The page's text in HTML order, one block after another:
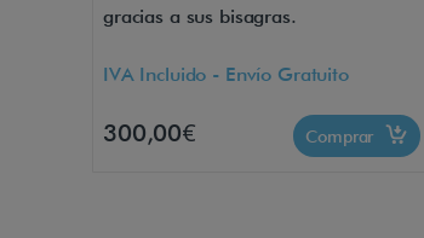
gracias a sus bisagras.
IVA Incluido - Envío Gratuito
300,00€ Comprar